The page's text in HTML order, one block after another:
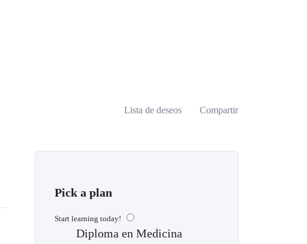
Lista de deseos Compartir
Pick a plan
Start learning today!
Diploma en Medicina